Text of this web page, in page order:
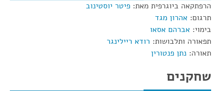
הרפתקאה ביוגרפית מאת: פיטר יוסטינוב
תרגום: אהרון מגד
בימוי: אברהם אסאו
תפאורה ותלבושות: רודא ריילינגר
תאורה: נתן פנטורין
שחקנים